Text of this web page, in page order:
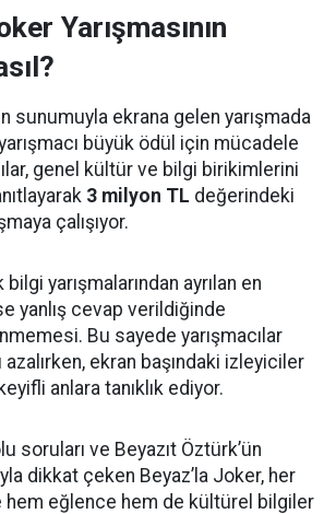
Yarışmasının
sunumuyla ekrana gelen yarışmada
büyük ödül için mücadele
genel kültür ve bilgi birikimlerini
3 milyon TL değerindeki
çalışıyor.
yarışmalarından ayrılan en
yanlış cevap verildiğinde
Bu sayede yarışmacılar
ekran başındaki izleyiciler
anlara tanıklık ediyor.
soruları ve Beyazıt Öztürk’ün
dikkat çeken Beyaz’la Joker, her
hem eğlence hem de kültürel bilgiler